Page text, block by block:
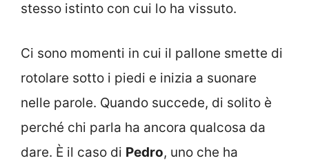
stesso istinto con cui lo ha vissuto.
Ci sono momenti in cui il pallone smette di
rotolare sotto i piedi e inizia a suonare
nelle parole. Quando succede, di solito è
perché chi parla ha ancora qualcosa da
dare. È il caso di Pedro, uno che ha